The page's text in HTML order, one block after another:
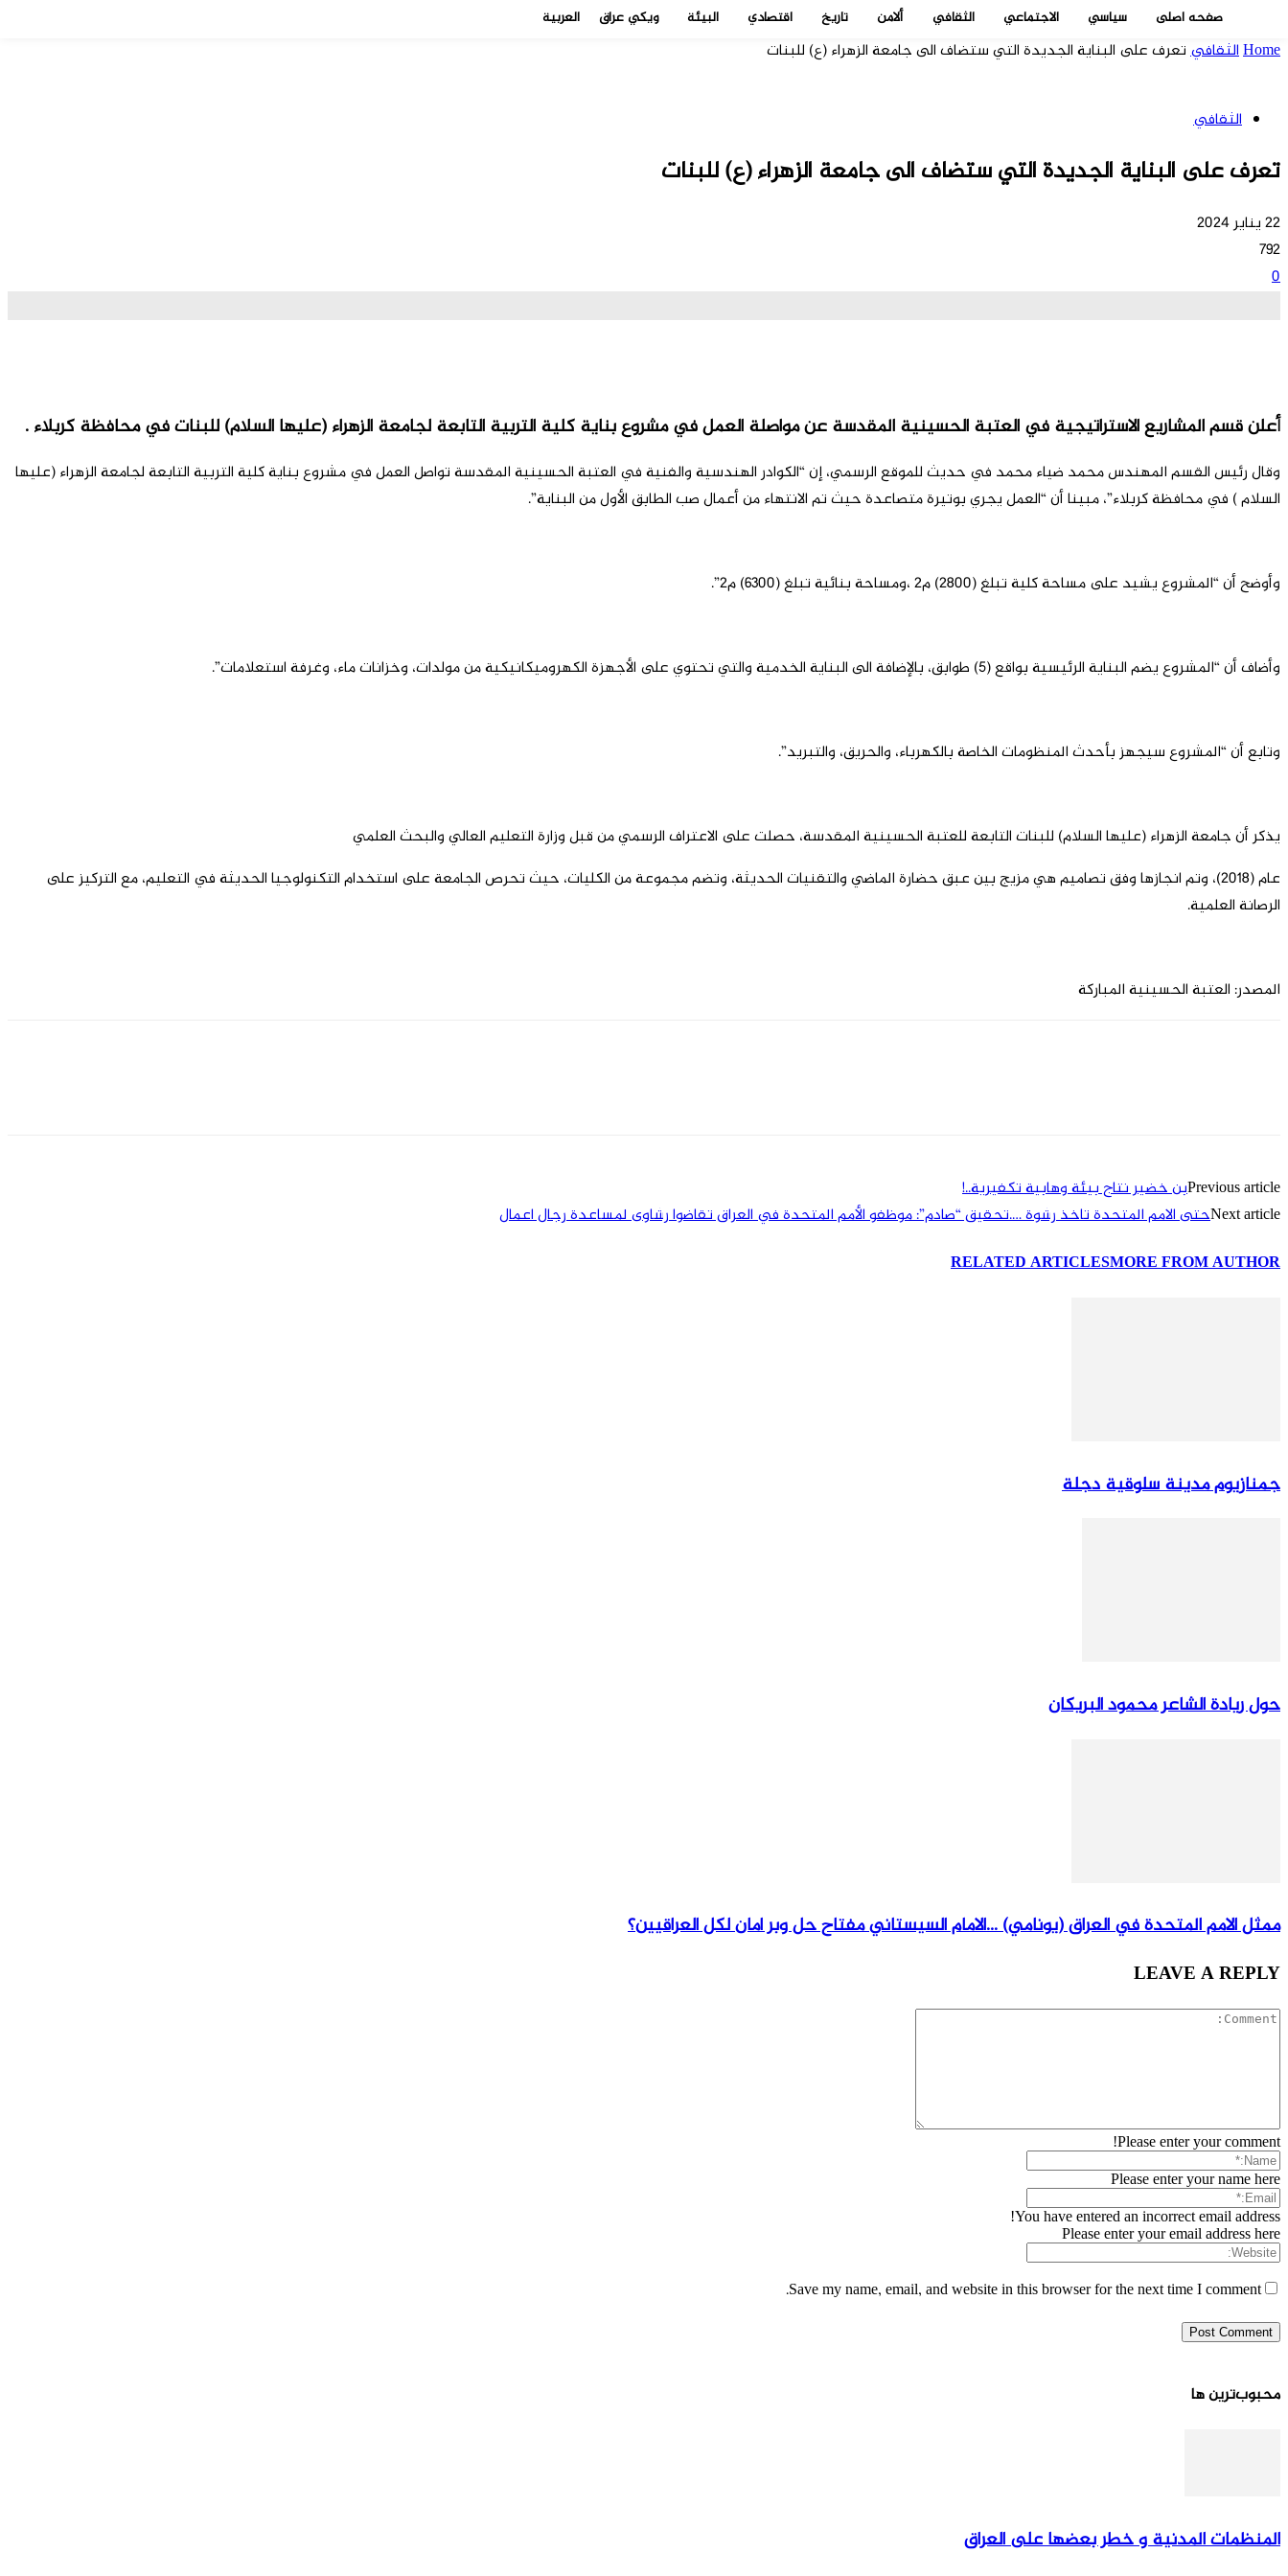
صفحه اصلی سياسي الاجتماعي الثقافي ألامن تاريخ اقتصادي البيئة ويكي عراق العربية
Homeالثقافيتعرف على البناية الجديدة التي ستضاف الى جامعة الزهراء (ع) للبنات
الثقافي
تعرف على البناية الجديدة التي ستضاف الى جامعة الزهراء (ع) للبنات
22 يناير 2024
792
0
أعلن قسم المشاريع الاستراتيجية في العتبة الحسينية المقدسة عن مواصلة العمل في مشروع بناية كلية التربية التابعة لجامعة الزهراء (عليها السلام) للبنات في محافظة كربلاء .
وقال رئيس القسم المهندس محمد ضياء محمد في حديث للموقع الرسمي، إن “الكوادر الهندسية والفنية في العتبة الحسينية المقدسة تواصل العمل في مشروع بناية كلية التربية التابعة لجامعة الزهراء (عليها
السلام ) في محافظة كربلاء”، مبينا أن “العمل يجري بوتيرة متصاعدة حيث تم الانتهاء من أعمال صب الطابق الأول من البناية”.
وأوضح أن “المشروع يشيد على مساحة كلية تبلغ (2800) م2 ،ومساحة بنائية تبلغ (6300) م2”.
وأضاف أن “المشروع يضم البناية الرئيسية بواقع (5) طوابق، بالإضافة الى البناية الخدمية والتي تحتوي على الأجهزة الكهروميكانيكية من مولدات، وخزانات ماء، وغرفة استعلامات”.
وتابع أن “المشروع سيجهز بأحدث المنظومات الخاصة بالكهرباء، والحريق، والتبريد”.
يذكر أن جامعة الزهراء (عليها السلام) للبنات التابعة للعتبة الحسينية المقدسة، حصلت على الاعتراف الرسمي من قبل وزارة التعليم العالي والبحث العلمي
عام (2018)، وتم انجازها وفق تصاميم هي مزيج بين عبق حضارة الماضي والتقنيات الحديثة، وتضم مجموعة من الكليات، حيث تحرص الجامعة على استخدام التكنولوجيا الحديثة في التعليم، مع التركيز على
الرصانة العلمية.
المصدر: العتبة الحسينية المبارکة
Previous articleبن خضير نتاج بيئة وهابية تكفيرية..!
Next articleحتى الامم المتحدة تاخذ رشوة ….تحقيق “صادم”: موظفو الأمم المتحدة في العراق تقاضوا رشاوى لمساعدة رجال اعمال
RELATED ARTICLESMORE FROM AUTHOR
جمنازيوم مدينة سلوقية دجلة
حول ريادة الشاعر محمود البريكان
ممثل الامم المتحدة في العراق (يونامي) …الامام السيستاني مفتاح حل وبر امان لكل العراقيين؟
LEAVE A REPLY
Please enter your comment!
Please enter your name here
You have entered an incorrect email address!
Please enter your email address here
Save my name, email, and website in this browser for the next time I comment.
محبوب‌ترین ها
المنظمات المدنية و خطر بعضها علی العراق